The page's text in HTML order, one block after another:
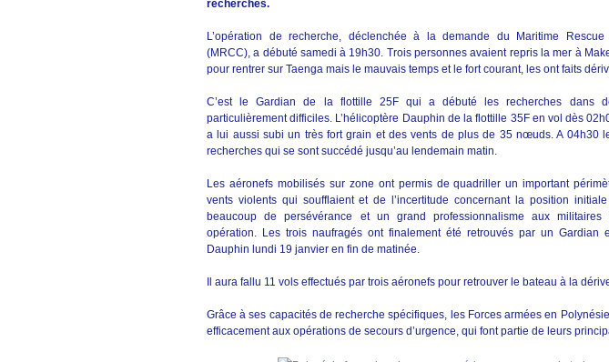
recherches.
L’opération de recherche, déclenchée à la demande du Maritime Rescue
(MRCC), a débuté samedi à 19h30. Trois personnes avaient repris la mer à
pour rentrer sur Taenga mais le mauvais temps et le fort courant, les ont faits
C’est le Gardian de la flottille 25F qui a débuté les recherches dans
particulièrement difficiles. L’hélicoptère Dauphin de la flottille 35F en vol dès
a lui aussi subi un très fort grain et des vents de plus de 35 nœuds. A 04h30
recherches qui se sont succédé jusqu’au lendemain matin.
Les aéronefs mobilisés sur zone ont permis de quadriller un important
vents violents qui soufflaient et de l’incertitude concernant la position
beaucoup de persévérance et un grand professionnalisme aux militaires
opération. Les trois naufragés ont finalement été retrouvés par un Gardian
Dauphin lundi 19 janvier en fin de matinée.
Il aura fallu 11 vols effectués par trois aéronefs pour retrouver le bateau à la
Grâce à ses capacités de recherche spécifiques, les Forces armées en
efficacement aux opérations de secours d’urgence, qui font partie de leurs